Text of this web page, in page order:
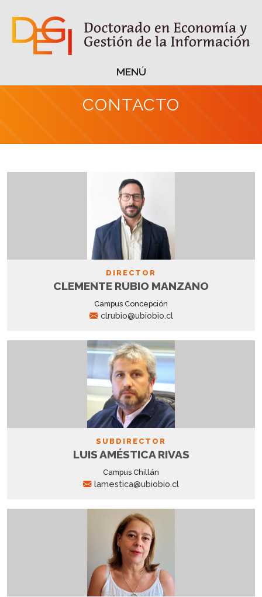
MENÚ
MENÚ
CONTACTO
DIRECTOR
CLEMENTE RUBIO MANZANO
Campus Concepción
clrubio@ubiobio.cl
SUBDIRECTOR
LUIS AMÉSTICA RIVAS
Campus Chillán
lamestica@ubiobio.cl